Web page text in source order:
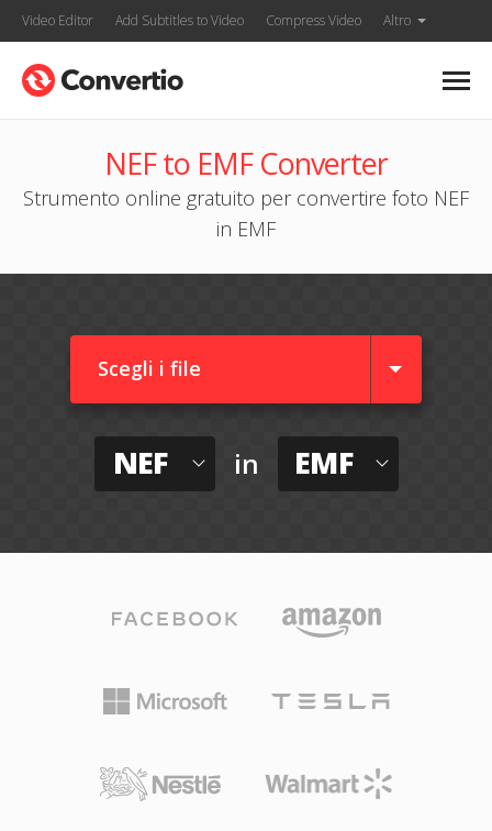
Video Editor Add Subtitles to Video Compress Video Altro
NEF to EMF Converter
Strumento online gratuito per convertire foto NEF
in EMF
Scegli i file
NEF in EMF